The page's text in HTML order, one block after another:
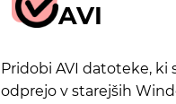
AVI
Pridobi AVI datoteke, ki
odprejo v starejših